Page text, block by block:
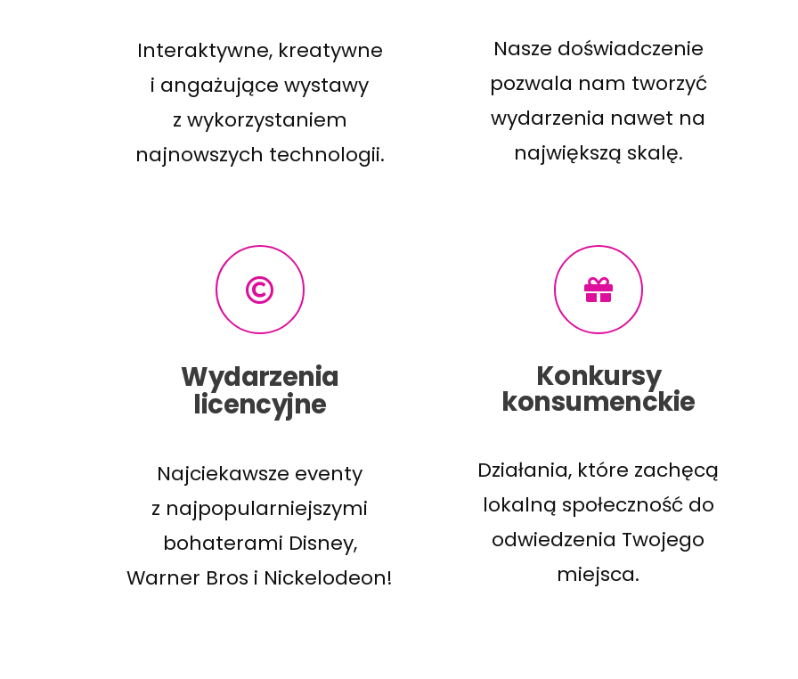
Interaktywne, kreatywne
i angażujące wystawy
z wykorzystaniem
najnowszych technologii.
Nasze doświadczenie
pozwala nam tworzyć
wydarzenia nawet na
największą skalę.
Wydarzenia
licencyjne
Najciekawsze eventy
z najpopularniejszymi
bohaterami Disney,
Warner Bros i Nickelodeon!
Konkursy
konsumenckie
Działania, które zachęcą
lokalną społeczność do
odwiedzenia Twojego
miejsca.